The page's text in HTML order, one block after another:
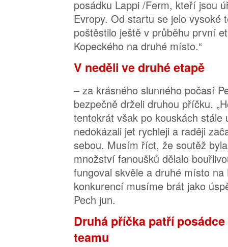
posádku Lappi /Ferm, kteří jsou
Evropy. Od startu se jelo vysoké
poštěstilo ještě v průběhu první
Kopeckého na druhé místo.“
V neděli ve druhé etapě
– za krásného slunného počasí
bezpečně drželi druhou příčku.
tentokrát však po kouskách stále
nedokázali jet rychleji a raději
sebou. Musím říct, že soutěž
množství fanoušků dělalo
fungoval skvěle a druhé místo
konkurencí musíme brát jako
Pech jun.
Druhá příčka patří
teamu